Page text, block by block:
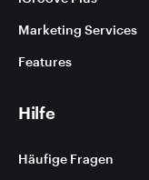
Marketing Services
Features
Hilfe
Häufige Fragen